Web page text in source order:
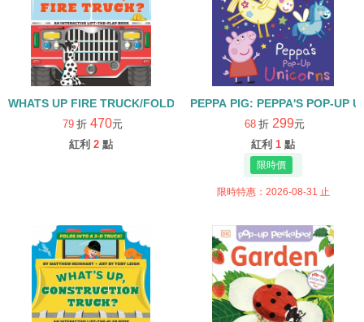
WHATS UP FIRE TRUCK/FOLDS INTO 3D TRUCK/硬頁立體翻翻書
79 折 470元
紅利 2 點
PEPPA PIG: PEPPA'S POP-UP
68 折 299元
紅利 1 點
限時特惠：2026-08-31 止